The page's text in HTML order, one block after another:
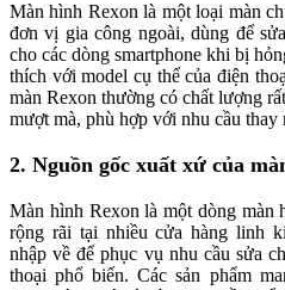
Màn hình Rexon là một loại màn
đơn vị gia công ngoài, dùng để
cho các dòng smartphone khi bị
thích với model cụ thể của điện
màn Rexon thường có chất lượng
mượt mà, phù hợp với nhu cầu
2. Nguồn gốc xuất xứ của
Màn hình Rexon là một dòng màn
rộng rãi tại nhiều cửa hàng linh
nhập về để phục vụ nhu cầu sửa
thoại phổ biến. Các sản phẩm